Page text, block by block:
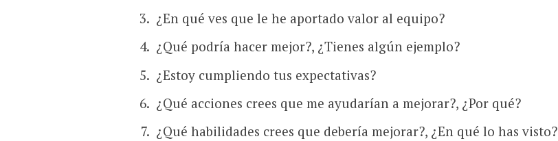
¿En qué ves que le he aportado valor al equipo?
¿Qué podría hacer mejor?, ¿Tienes algún ejemplo?
¿Estoy cumpliendo tus expectativas?
¿Qué acciones crees que me ayudarían a mejorar?, ¿Por qué?
¿Qué habilidades crees que debería mejorar?, ¿En qué lo has visto?